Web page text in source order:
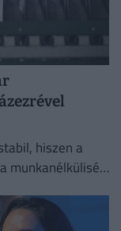
hiszen a
munkanélküliség